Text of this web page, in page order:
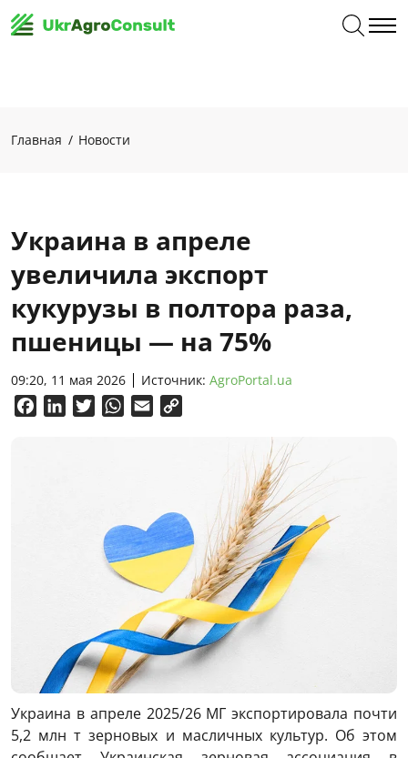
Главная Новости
Украина в апреле
увеличила экспорт
кукурузы в полтора раза,
пшеницы — на 75%
09:20, 11 мая 2026 Источник: AgroPortal.ua
FacebookLinkedInTwitterWhatsApp
Email
Украина в апреле 2025/26 МГ экспортировала почти
5,2 млн т зерновых и масличных культур. Об этом